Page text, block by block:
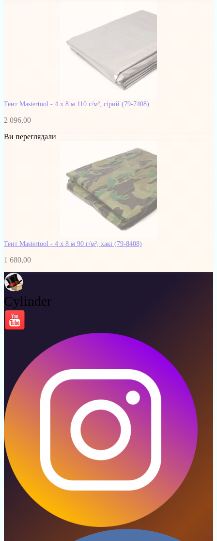
Тент Mastertool - 4 х 8 м 110 г/м², сірий (79-7408)
2 096,00
Ви переглядали
Тент Mastertool - 4 х 8 м 90 г/м², хакі (79-8408)
1 680,00
Cylinder